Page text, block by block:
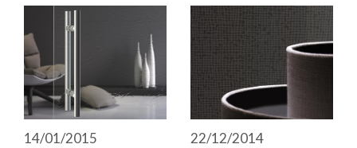
14/01/2015
22/12/2014